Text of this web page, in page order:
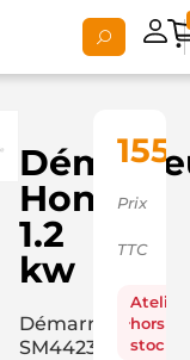
Honda
1.2
kw
Démarreur
SM4423236+
Prix
TTC
Atelier
hors
stock